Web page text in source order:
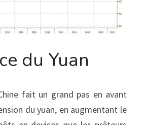
du Yuan
fait un grand pas en avant
du yuan, en augmentant le